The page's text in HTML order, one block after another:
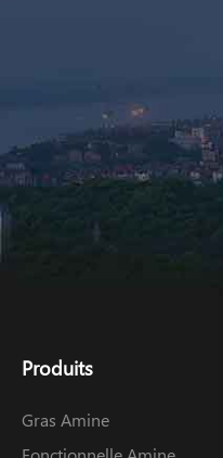
Produits
Gras Amine